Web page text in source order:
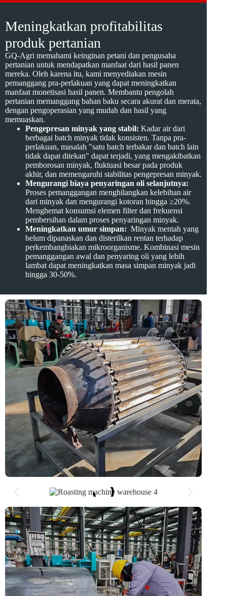
Meningkatkan profitabilitas
produk pertanian
GQ-Agri memahami keinginan petani dan pengusaha
pertanian untuk mendapatkan manfaat dari hasil panen
mereka. Oleh karena itu, kami menyediakan mesin
pemanggang pra-perlakuan yang dapat meningkatkan
manfaat monetisasi hasil panen. Membantu pengolah
pertanian memanggang bahan baku secara akurat dan merata,
dengan pengoperasian yang mudah dan hasil yang
memuaskan.
Pengepresan minyak yang stabil: Kadar air dari
berbagai batch minyak tidak konsisten. Tanpa pra-
perlakuan, masalah "satu batch terbakar dan batch lain
tidak dapat ditekan" dapat terjadi, yang mengakibatkan
pemborosan minyak, fluktuasi besar pada produk
akhir, dan memengaruhi stabilitas pengepresan minyak.
Mengurangi biaya penyaringan oli selanjutnya:
Proses pemanggangan menghilangkan kelebihan air
dari minyak dan mengurangi kotoran hingga ≥20%.
Menghemat konsumsi elemen filter dan frekuensi
pembersihan dalam proses penyaringan minyak.
Meningkatkan umur simpan: Minyak mentah yang
belum dipanaskan dan disterilkan rentan terhadap
perkembangbiakan mikroorganisme. Kombinasi mesin
pemanggangan awal dan penyaring oli yang lebih
lambat dapat meningkatkan masa simpan minyak jadi
hingga 30-50%.